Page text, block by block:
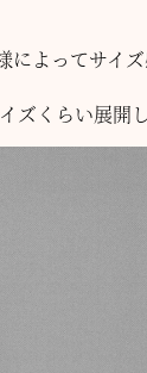
によってサイ
くらい展開